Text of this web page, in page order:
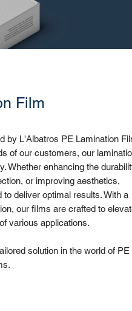
Film
by L'Albatros PE Lamination
of our customers, our
Whether enhancing the
or improving aesthetics,
deliver optimal results. With a
our films are crafted to
various applications.
solution in the world of PE